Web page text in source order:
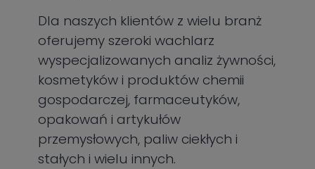
Dla naszych klientów z wielu branż
oferujemy szeroki wachlarz
wyspecjalizowanych analiz żywności,
kosmetyków i produktów chemii
gospodarczej, farmaceutyków,
opakowań i artykułów
przemysłowych, paliw ciekłych i
stałych i wielu innych.